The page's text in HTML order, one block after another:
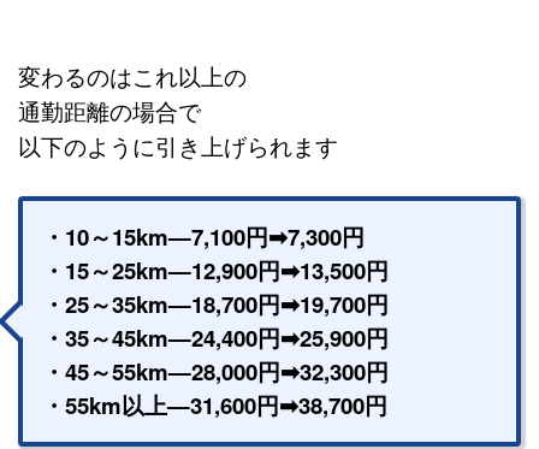
変わるのはこれ以上の
通勤距離の場合で
以下のように引き上げられます
・10～15km—7,100円➡7,300円
・15～25km—12,900円➡13,500円
・25～35km—18,700円➡19,700円
・35～45km—24,400円➡25,900円
・45～55km—28,000円➡32,300円
・55km以上—31,600円➡38,700円